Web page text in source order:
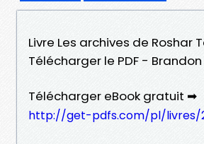
Livre Les archives de Roshar
Télécharger le PDF -
Télécharger eBook gratuit ➡
http://get-pdfs.com/pl/livres/